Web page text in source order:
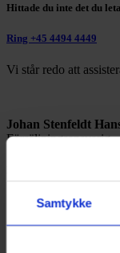
Samtykke
Hittade du inte det du
Ring +45 4494 4449
Vi står redo att
Johan Stenfeldt
Försäljningsansvarig